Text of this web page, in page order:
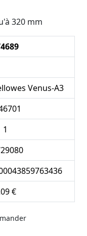
320 mm
Venus-A3
1
€